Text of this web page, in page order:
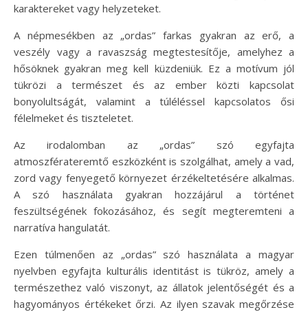
karaktereket vagy helyzeteket.
A népmesékben az „ordas” farkas gyakran az erő, a
veszély vagy a ravaszság megtestesítője, amelyhez a
hősöknek gyakran meg kell küzdeniük. Ez a motívum jól
tükrözi a természet és az ember közti kapcsolat
bonyolultságát, valamint a túléléssel kapcsolatos ősi
félelmeket és tiszteletet.
Az irodalomban az „ordas” szó egyfajta
atmoszférateremtő eszközként is szolgálhat, amely a vad,
zord vagy fenyegető környezet érzékeltetésére alkalmas.
A szó használata gyakran hozzájárul a történet
feszültségének fokozásához, és segít megteremteni a
narratíva hangulatát.
Ezen túlmenően az „ordas” szó használata a magyar
nyelvben egyfajta kulturális identitást is tükröz, amely a
természethez való viszonyt, az állatok jelentőségét és a
hagyományos értékeket őrzi. Az ilyen szavak megőrzése